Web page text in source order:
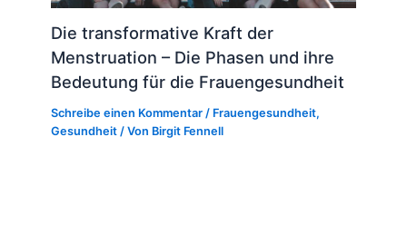
Die transformative Kraft der
Menstruation – Die Phasen und ihre
Bedeutung für die Frauengesundheit
Schreibe einen Kommentar / Frauengesundheit,
Gesundheit / Von Birgit Fennell